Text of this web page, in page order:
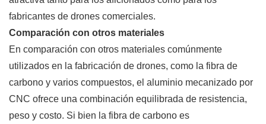
fabricantes de drones comerciales.
Comparación con otros materiales
En comparación con otros materiales comúnmente
utilizados en la fabricación de drones, como la fibra de
carbono y varios compuestos, el aluminio mecanizado por
CNC ofrece una combinación equilibrada de resistencia,
peso y costo. Si bien la fibra de carbono es